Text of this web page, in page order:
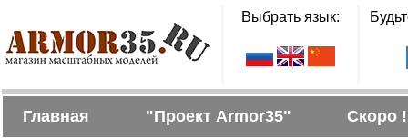
Выбрать язык:
Главная "Проект Armor35" Скоро !